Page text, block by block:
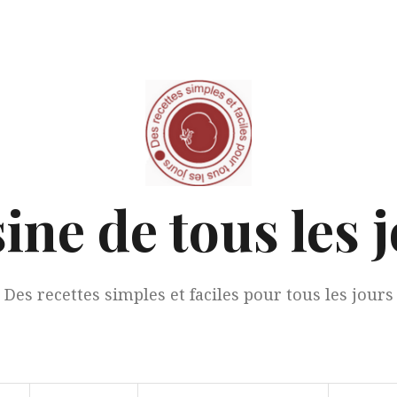
de tous les
Des recettes simples et faciles pour tous les jours